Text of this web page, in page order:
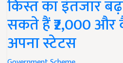
किस्त का इंतजार
सकते हैं ₹2,000
अपना स्टेटस